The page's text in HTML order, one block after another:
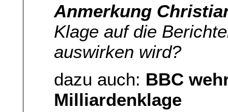
Anmerkung
Klage auf die
auswirken wird?
dazu auch: BBC
Milliardenklage